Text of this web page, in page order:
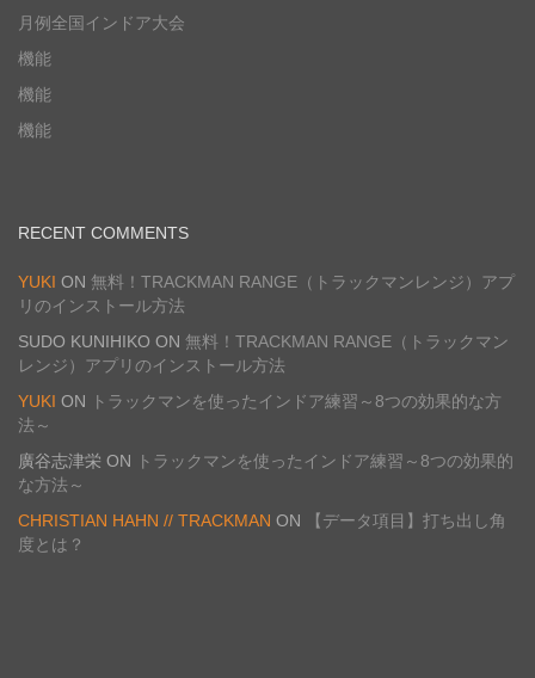
月例全国インドア大会
機能
機能
機能
RECENT COMMENTS
YUKI ON 無料！TRACKMAN RANGE（トラックマンレンジ）アプ
リのインストール方法
SUDO KUNIHIKO ON 無料！TRACKMAN RANGE（トラックマン
レンジ）アプリのインストール方法
YUKI ON
トラックマンを使ったインドア練習～8つの効果的な方
法～
廣谷志津栄 ON
トラックマンを使ったインドア練習～8つの効果的
な方法～
CHRISTIAN HAHN // TRACKMAN ON
【データ項目】打ち出し角
度とは？